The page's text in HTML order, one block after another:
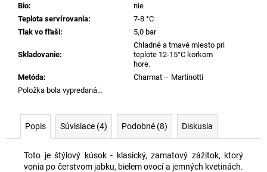
Bio:
nie
Teplota servírovania:
7-8 °C
Tlak vo fľaši: 5,0 bar
Skladovanie:
Chladné a tmavé miesto pri
teplote 12-15°C korkom
hore.
Metóda:
Charmat – Martinotti
Položka bola vypredaná…
Popis Súvisiace (4) Podobné (8) Diskusia
Toto je štýlový kúsok - klasický, zamatový zážitok, ktorý
vonia po čerstvom jabku, bielem ovocí a jemných kvetinách.